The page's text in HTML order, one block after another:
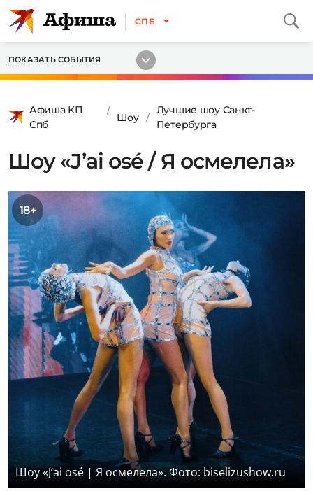
СПБ
ПОКАЗАТЬ СОБЫТИЯ
Афиша КП
Спб
Шоу
Лучшие шоу Санкт-
Петербурга
Шоу «J’ai osé / Я осмелела»
18+
Шоу «J’ai osé | Я осмелела». Фото: biselizushow.ru